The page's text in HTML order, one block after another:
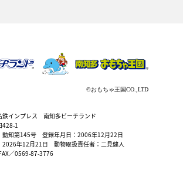
鉄インプレス 南知多ビーチランド
428-1
知第145号 登録年月日：2006年12月22日
2026年12月21日 動物取扱責任者：二見健人
／0569-87-3776